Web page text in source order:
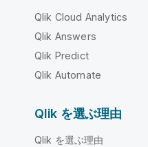
Qlik Cloud Analytics
Qlik Answers
Qlik Predict
Qlik Automate
Qlik を選ぶ理由
Qlik を選ぶ理由